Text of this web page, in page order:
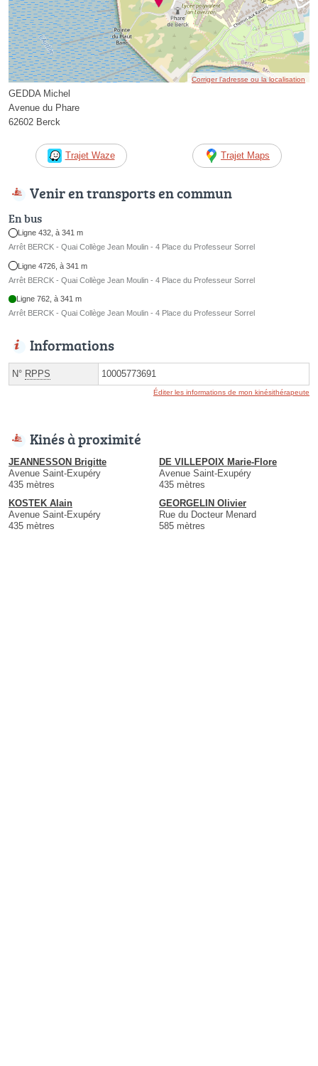
Corriger l’adresse ou la localisation
GEDDA Michel
Avenue du Phare
62602 Berck
Trajet Waze Trajet Maps
Venir en transports en commun
En bus
Ligne 432, à 341 m
Arrêt BERCK - Quai Collège Jean Moulin - 4 Place du Professeur Sorrel
Ligne 4726, à 341 m
Arrêt BERCK - Quai Collège Jean Moulin - 4 Place du Professeur Sorrel
Ligne 762, à 341 m
Arrêt BERCK - Quai Collège Jean Moulin - 4 Place du Professeur Sorrel
Informations
N° RPPS 10005773691
Éditer les informations de mon kinésithérapeute
Kinés à proximité
JEANNESSON Brigitte
Avenue Saint-Exupéry
435 mètres
DE VILLEPOIX Marie-Flore
Avenue Saint-Exupéry
435 mètres
KOSTEK Alain
Avenue Saint-Exupéry
435 mètres
GEORGELIN Olivier
Rue du Docteur Menard
585 mètres